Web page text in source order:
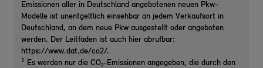
Emissionen aller in Deutschland angebotenen neuen Pkw-
Modelle ist unentgeltlich einsehbar an jedem Verkaufsort in
Deutschland, an dem neue Pkw ausgestellt oder angeboten
werden. Der Leitfaden ist auch hier abrufbar:
https://www.dat.de/co2/.
1 Es werden nur die CO₂-Emissionen angegeben, die durch den